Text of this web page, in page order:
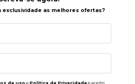
exclusividade as melhores ofertas?
de uso ePolitica de Privacidadee aceito